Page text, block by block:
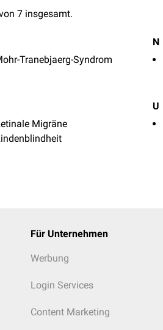
7 insgesamt.
Tranebjaerg-Syndrom
N
Migräne
U
Für Unternehmen
Werbung
Login Services
Content Marketing